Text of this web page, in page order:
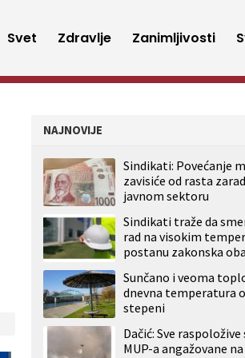
Svet Zdravlje Zanimljivosti
NAJNOVIJE
Sindikati: Povećanje
zavisiće od rasta
javnom sektoru
Sindikati traže da
rad na visokim
postanu zakonska
Sunčano i veoma
dnevna temperatura
stepeni
Dačić: Sve raspoložive
MUP-a angažovane